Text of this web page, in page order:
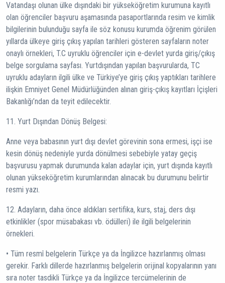
Vatandaşı olunan ülke dışındaki bir yükseköğretim kurumuna kayıtlı
olan öğrenciler başvuru aşamasında pasaportlarında resim ve kimlik
bilgilerinin bulunduğu sayfa ile söz konusu kurumda öğrenim görülen
yıllarda ülkeye giriş çıkış yapılan tarihleri gösteren sayfaların noter
onaylı örnekleri, T.C uyruklu öğrenciler için e-devlet yurda giriş/çıkış
belge sorgulama sayfası. Yurtdışından yapılan başvurularda, TC
uyruklu adayların ilgili ülke ve Türkiye’ye giriş çıkış yaptıkları tarihlere
ilişkin Emniyet Genel Müdürlüğünden alınan giriş-çıkış kayıtları İçişleri
Bakanlığı’ndan da teyit edilecektir.
11. Yurt Dışından Dönüş Belgesi:
Anne veya babasının yurt dışı devlet görevinin sona ermesi, işçi ise
kesin dönüş nedeniyle yurda dönülmesi sebebiyle yatay geçiş
başvurusu yapmak durumunda kalan adaylar için, yurt dışında kayıtlı
olunan yükseköğretim kurumlarından alınacak bu durumunu belirtir
resmi yazı.
12. Adayların, daha önce aldıkları sertifika, kurs, staj, ders dışı
etkinlikler (spor müsabakası vb. ödülleri) ile ilgili belgelerinin
örnekleri.
• Tüm resmî belgelerin Türkçe ya da İngilizce hazırlanmış olması
gerekir. Farklı dillerde hazırlanmış belgelerin orijinal kopyalarının yanı
sıra noter tasdikli Türkçe ya da İngilizce tercümelerinin de